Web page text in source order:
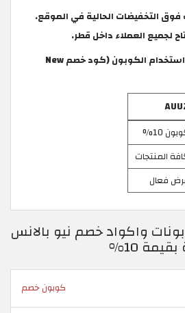
التخفيضات الحالية في الموقع.
لجميع العملاء داخل قطر.
تفاصيل العرض وشروط استخدام الكوبون (كود خصم New
10%
المنتجات
فعال
واكواد خصم نيو بالانس
كوبون خصم